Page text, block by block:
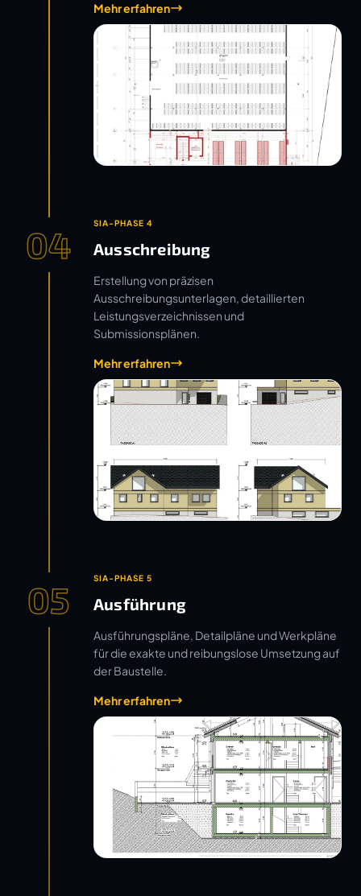
Mehr erfahren
04 SIA-PHASE 4
Ausschreibung
Erstellung von präzisen
Ausschreibungsunterlagen, detaillierten
Leistungsverzeichnissen und
Submissionsplänen.
Mehr erfahren
05 SIA-PHASE 5
Ausführung
Ausführungspläne, Detailpläne und Werkpläne
für die exakte und reibungslose Umsetzung auf
der Baustelle.
Mehr erfahren